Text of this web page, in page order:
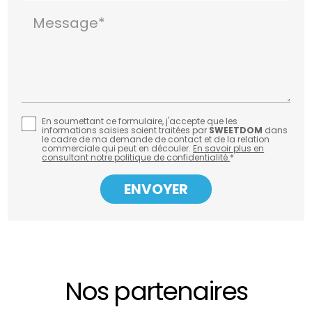
Message*
En soumettant ce formulaire, j'accepte que les
informations saisies soient traitées par SWEETDOM dans
le cadre de ma demande de contact et de la relation
commerciale qui peut en découler. En savoir plus en
consultant notre politique de confidentialité.*
Nos partenaires